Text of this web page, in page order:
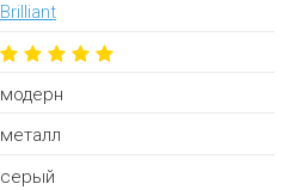
Brilliant
модерн
металл
серый